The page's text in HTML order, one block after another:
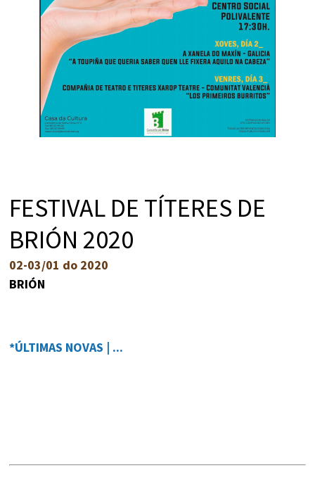
FESTIVAL DE TÍTERES DE
BRIÓN 2020
02-03/01 do 2020
BRIÓN
*ÚLTIMAS NOVAS | ...